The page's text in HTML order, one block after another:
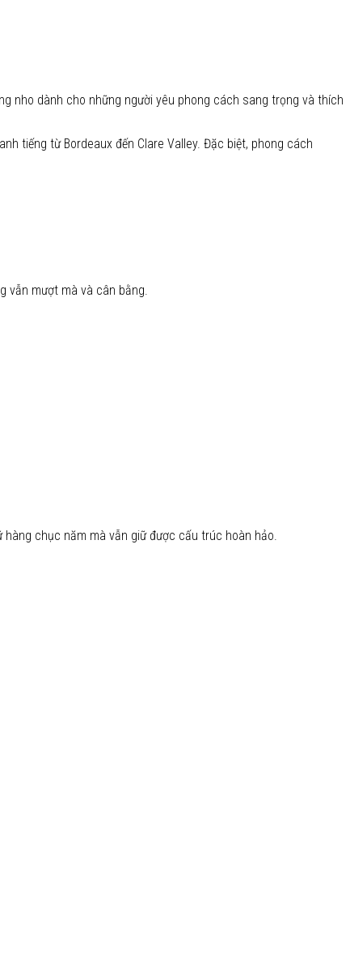
nho dành cho những người yêu phong cách sang trọng và thích
tiếng từ Bordeaux đến Clare Valley. Đặc biệt, phong cách
vẫn mượt mà và cân bằng.
chục năm mà vẫn giữ được cấu trúc hoàn hảo.